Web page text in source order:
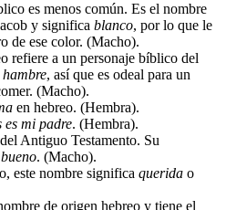
es menos común. Es el nombre
y significa blanco, por lo que le
de ese color. (Macho).
refiere a un personaje bíblico del
hambre, así que es odeal para un
(Macho).
en hebreo. (Hembra).
es mi padre. (Hembra).
Antiguo Testamento. Su
. (Macho).
este nombre significa querida o
de origen hebreo y tiene el